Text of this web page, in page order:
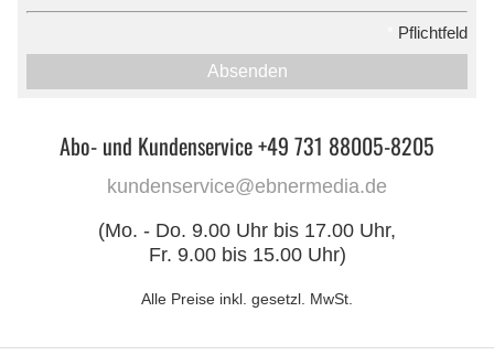
Pflichtfeld
Absenden
Abo- und Kundenservice +49 731 88005-8205
kundenservice@ebnermedia.de
(Mo. - Do. 9.00 Uhr bis 17.00 Uhr,
Fr. 9.00 bis 15.00 Uhr)
Alle Preise inkl. gesetzl. MwSt.